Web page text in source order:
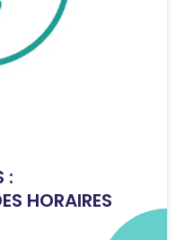
:
HORAIRES